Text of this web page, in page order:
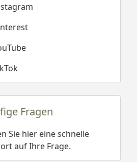
Fragen
Sie hier eine schnelle
auf Ihre Frage.